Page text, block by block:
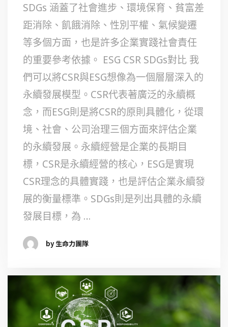
SDGs 涵蓋了社會進步、環境保育、貧富差
距消除、飢餓消除、性別平權、氣候變遷
等多個方面，也是許多企業實踐社會責任
的重要參考依據。 ESG CSR SDGs對比 我
們可以將CSR與ESG想像為一個層層深入的
永續發展模型。CSR代表著廣泛的永續概
念，而ESG則是將CSR的原則具體化，從環
境、社會、公司治理三個方面來評估企業
的永續發展。永續經營是企業的長期目
標，CSR是永續經營的核心，ESG是實現
CSR理念的具體實踐，也是評估企業永續發
展的衡量標準。SDGs則是列出具體的永續
發展目標，為 …
by 生命力團隊